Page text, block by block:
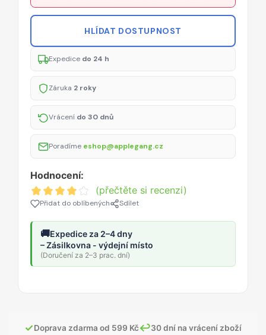
HLÍDAT DOSTUPNOST
Expedice do 24 h
Záruka 2 roky
Vrácení do 30 dnů
Poradíme eshop@applegang.cz
Hodnocení:
(přečtěte si recenzi)
Přidat do oblíbených Sdílet
🚚Expedice za 2–4 dny
– Zásilkovna - výdejní místo
(Doručení za 2–3 prac. dní)
✓Doprava zdarma od 599 Kč↩30 dní na vrácení zboží